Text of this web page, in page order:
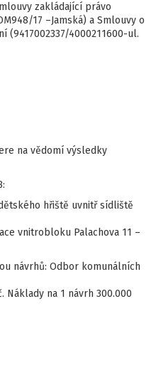
zakládající právo
17 –Jamská) a Smlouvy o
(9417002337/4000211600-ul.
na vědomí výsledky
hřiště uvnitř sídliště
vnitrobloku Palachova 11 –
návrhů: Odbor komunálních
Náklady na 1 návrh 300.000